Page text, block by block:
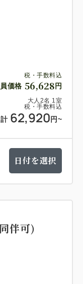
ン
多種多様なアル
は、キッチンカ
ただけます。焚火
込み」という贅
が可能です（事
税・手数料込
価格 56,628 円
大人 2名 1 室
税・手数料込
62,920 円~
日付を選択
伴可)